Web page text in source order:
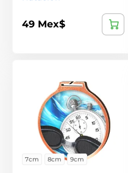
49 Mex$
7cm 8cm 9cm